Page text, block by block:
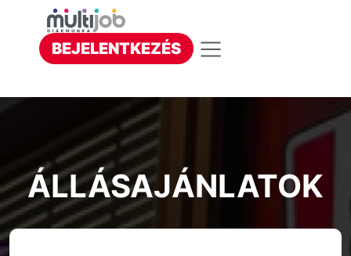
BEJELENTKEZÉS
ÁLLÁSAJÁNLATOK